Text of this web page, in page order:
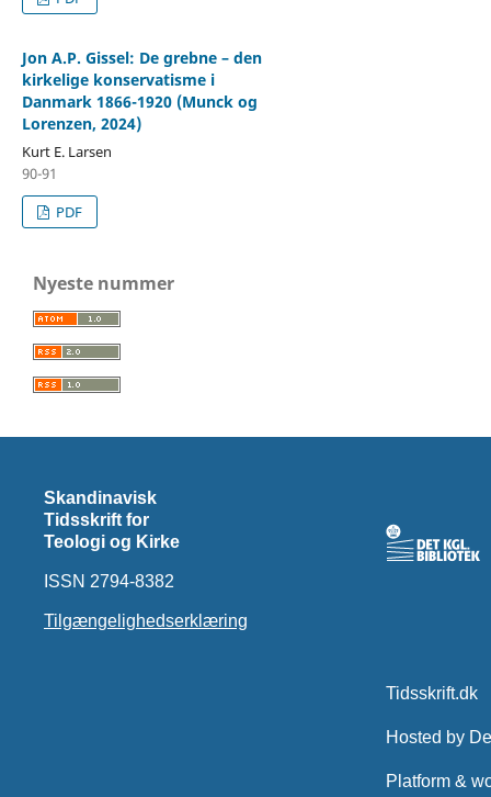
Jon A.P. Gissel: De grebne – den
kirkelige konservatisme i
Danmark 1866-1920 (Munck og
Lorenzen, 2024)
Kurt E. Larsen
90-91
PDF
Nyeste nummer
Skandinavisk
Tidsskrift for
Teologi og Kirke
ISSN 2794-8382
Tilgængelighedserklæring